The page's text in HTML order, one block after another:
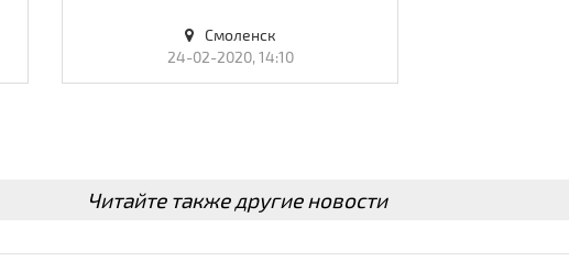
Смоленск
24-02-2020, 14:10
Читайте также другие новости